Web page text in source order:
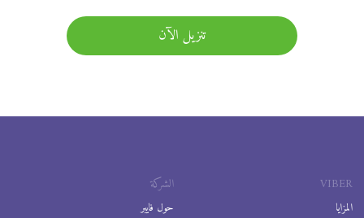
تنزيل الآن
VIBER
المزايا
الشركة
حول فايبر